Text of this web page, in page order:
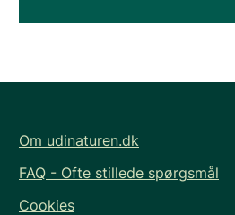
Om udinaturen.dk
FAQ - Ofte stillede spørgsmål
Cookies